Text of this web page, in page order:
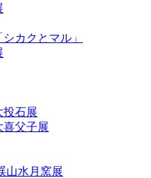
カクとマル」
投石展
喜父子展
山水月窯展